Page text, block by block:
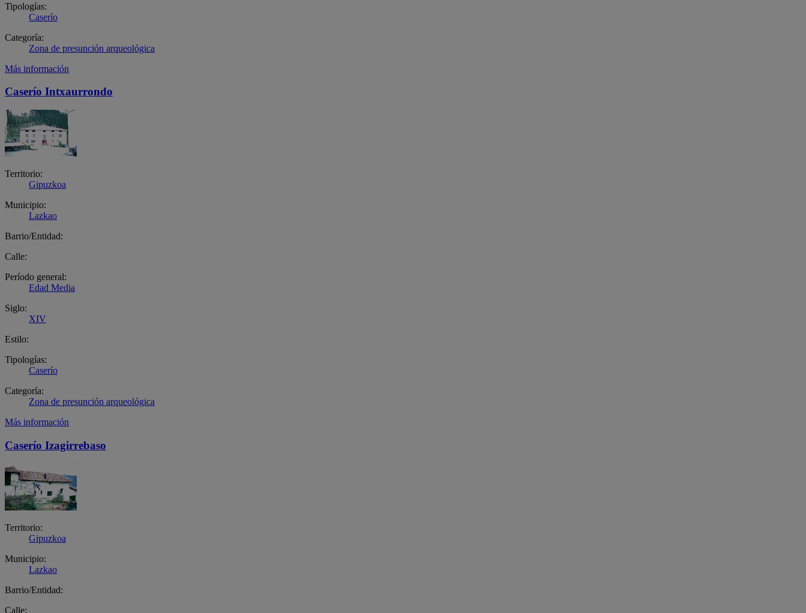
Tipologías:
Caserío
Categoría:
Zona de presunción arqueológica
Más información
Caserío Intxaurrondo
Territorio:
Gipuzkoa
Municipio:
Lazkao
Barrio/Entidad:
Calle:
Período general:
Edad Media
Siglo:
XIV
Estilo:
Tipologías:
Caserío
Categoría:
Zona de presunción arqueológica
Más información
Caserío Izagirrebaso
Territorio:
Gipuzkoa
Municipio:
Lazkao
Barrio/Entidad:
Calle: